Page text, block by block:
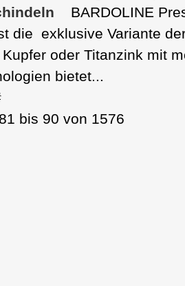
BARDOLINE
die exklusive Variante
oder Titanzink mit
bietet...
bis 90 von 1576